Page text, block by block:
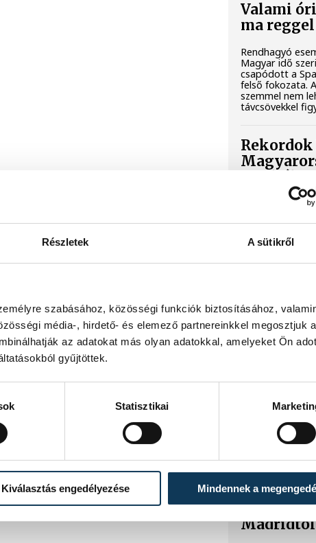
Részletek A sütikről
szabásához, közösségi funkciók biztosításához,
média-, hirdető- és elemező partnereinkkel megosztjuk
az adatokat más olyan adatokkal, amelyeket Ön
gyűjtöttek.
Statisztikai
Kiválasztás engedélyezése Mindennek a
Valami
ma reggel
Rendhagyó
Magyar idő
csapódott a
felső fokozata.
szemmel nem
távcsövekkel
Rá sem
rekordokat
legforróbb
Egyesült
amilyenre 155
A
hoz a
Újra kilátszik a
felbukkanása
pedig a
hívja fel a
SPORT
A
vereséget
Madridtól